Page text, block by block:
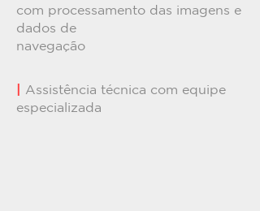
com processamento das imagens e
dados de
navegação
Assistência técnica com equipe
especializada